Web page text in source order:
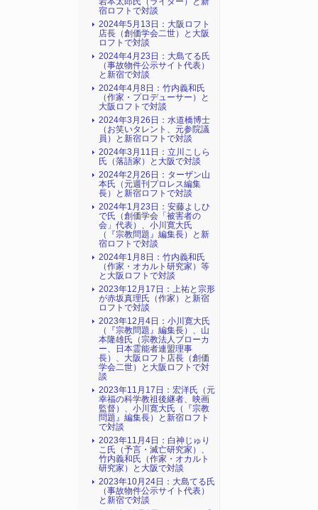
宿ロフトで対談
2024年5月13日：大阪ロフト
店長（創価学会二世）と大阪
ロフトで対談
2024年4月23日：大島てる氏
（事故物件公示サイト代表）
と新宿で対談
2024年4月8日：竹内義和氏
（作家・プロデューサー）と
大阪ロフトで対談
2024年3月26日：水道橋博士
（お笑いタレント、元参院議
員）と新宿ロフトで対談
2024年3月11日：立川こしら
氏（落語家）と大阪で対談
2024年2月26日：ターザン山
本氏（元週刊プロレス編集
長）と新宿ロフトで対談
2024年1月23日：安藤よしひ
で氏（創価学会「被害者の
会」代表）、小川寛大氏
（『宗教問題』編集長）と新
宿ロフトで対談
2024年1月8日：竹内義和氏
（作家・オカルト研究家）等
と大阪ロフトで対談
2023年12月17日：上祐と宗形
が赤坂真理氏（作家）と新宿
ロフトで対談
2023年12月4日：小川寛大氏
（『宗教問題』編集長）、山
本隆雄氏（宗教法人ブローカ
ー、日本霊能者連盟理事
長）、大阪ロフト店長（創価
学会二世）と大阪ロフトで対
談
2023年11月17日：宏洋氏（元
幸福の科学教祖後継者、映画
監督）、小川寛大氏（『宗教
問題』編集長）と新宿ロフト
で対談
2023年11月4日：白神じゅり
こ氏（予言・滅亡研究家）、
竹内義和氏（作家・オカルト
研究家）と大阪で対談
2023年10月24日：大島てる氏
（事故物件公示サイト代表）
と新宿で対談